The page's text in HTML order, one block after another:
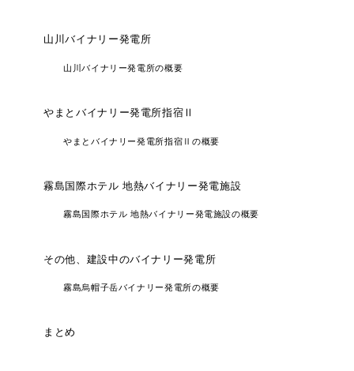
山川バイナリー発電所
山川バイナリー発電所の概要
やまとバイナリー発電所指宿Ⅱ
やまとバイナリー発電所指宿Ⅱの概要
霧島国際ホテル 地熱バイナリー発電施設
霧島国際ホテル 地熱バイナリー発電施設の概要
その他、建設中のバイナリー発電所
霧島烏帽子岳バイナリー発電所の概要
まとめ